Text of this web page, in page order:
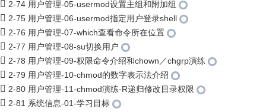
2-74 用户管理-05-usermod设置主组和附加组
2-75 用户管理-06-usermod指定用户登录shell
2-76 用户管理-07-which查看命令所在位置
2-77 用户管理-08-su切换用户
2-78 用户管理-09-权限命令介绍和chown／chgrp演练
2-79 用户管理-10-chmod的数字表示法介绍
2-80 用户管理-11-chmod演练-R递归修改目录权限
2-81 系统信息-01-学习目标